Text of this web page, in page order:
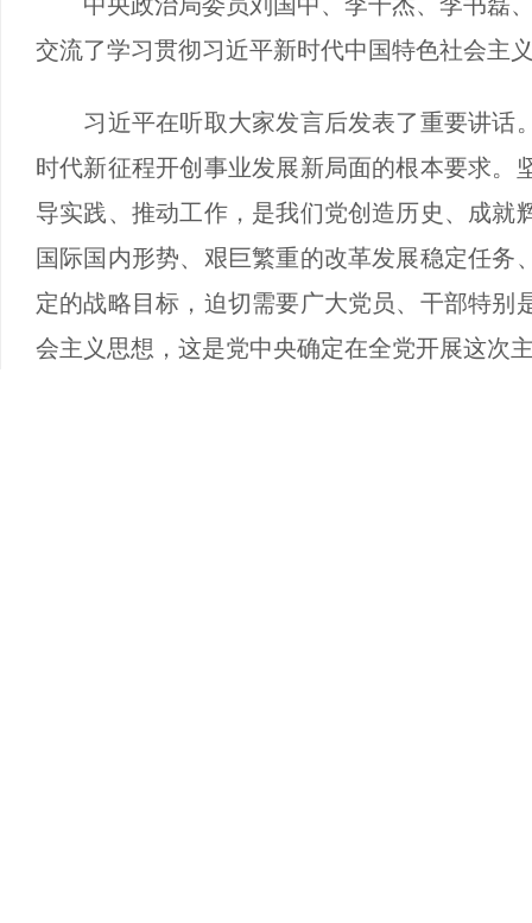
交流了学习贯彻习近平新时代中国特色社会主
习近平在听取大家发言后发表了重要讲话
时代新征程开创事业发展新局面的根本要求
导实践、推动工作，是我们党创造历史、成
国际国内形势、艰巨繁重的改革发展稳定任
定的战略目标，迫切需要广大党员、干部特
会主义思想，这是党中央确定在全党开展这次